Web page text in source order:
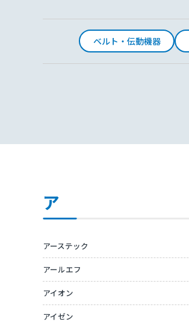
ベルト・伝動機器
ア
アーステック
アールエフ
アイオン
アイゼン